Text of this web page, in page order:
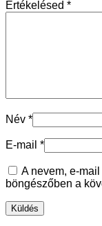
Értékelésed *
Név *
E-mail *
A nevem, e-
böngészőben a